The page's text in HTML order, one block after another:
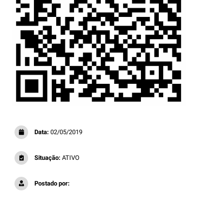
Data: 02/05/2019
Situação: ATIVO
Postado por: